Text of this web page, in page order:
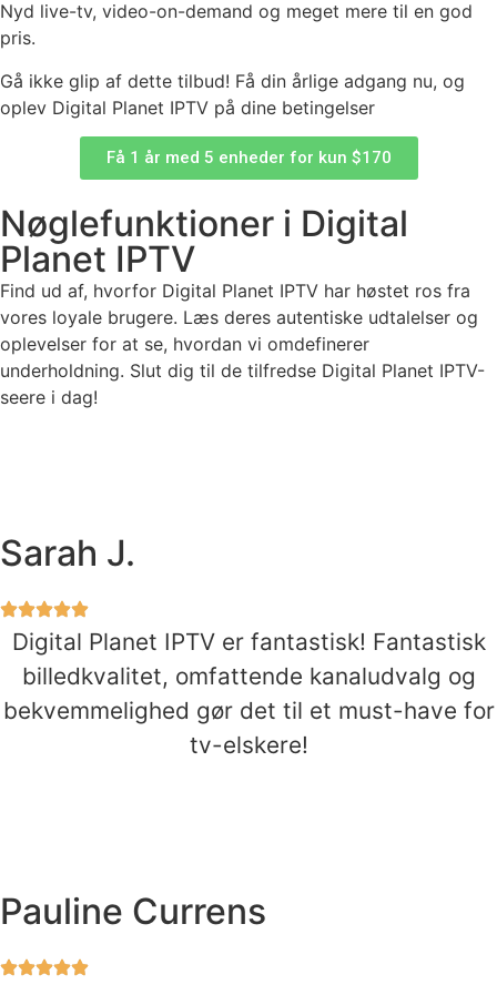
Nyd live-tv, video-on-demand og meget mere til en god
pris.
Gå ikke glip af dette tilbud! Få din årlige adgang nu, og
oplev Digital Planet IPTV på dine betingelser
Få 1 år med 5 enheder for kun $170
Nøglefunktioner i Digital
Planet IPTV
Find ud af, hvorfor Digital Planet IPTV har høstet ros fra
vores loyale brugere. Læs deres autentiske udtalelser og
oplevelser for at se, hvordan vi omdefinerer
underholdning. Slut dig til de tilfredse Digital Planet IPTV-
seere i dag!
Sarah J.
Digital Planet IPTV er fantastisk! Fantastisk
billedkvalitet, omfattende kanaludvalg og
bekvemmelighed gør det til et must-have for
tv-elskere!
Pauline Currens